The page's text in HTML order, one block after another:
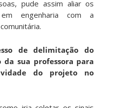
pude assim aliar os
em engenharia com a
de delimitação do
sua professora para
do projeto no